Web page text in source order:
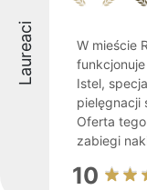
Laureaci
W mieście
Istel,
pielęgnacji
Oferta
zabiegi
10